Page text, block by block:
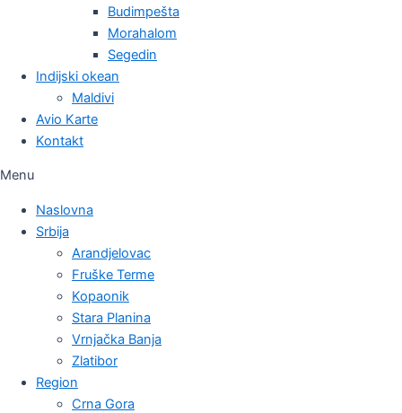
Budimpešta
Morahalom
Segedin
Indijski okean
Maldivi
Avio Karte
Kontakt
Menu
Naslovna
Srbija
Arandjelovac
Fruške Terme
Kopaonik
Stara Planina
Vrnjačka Banja
Zlatibor
Region
Crna Gora